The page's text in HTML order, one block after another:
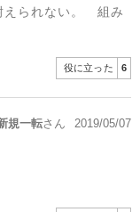
えられない。 組み
役に立った 6
規一転さん 2019/05/07